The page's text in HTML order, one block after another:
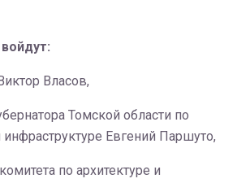
Власов,
Томской области по
инфраструктуре Евгений Паршуто,
по архитектуре и